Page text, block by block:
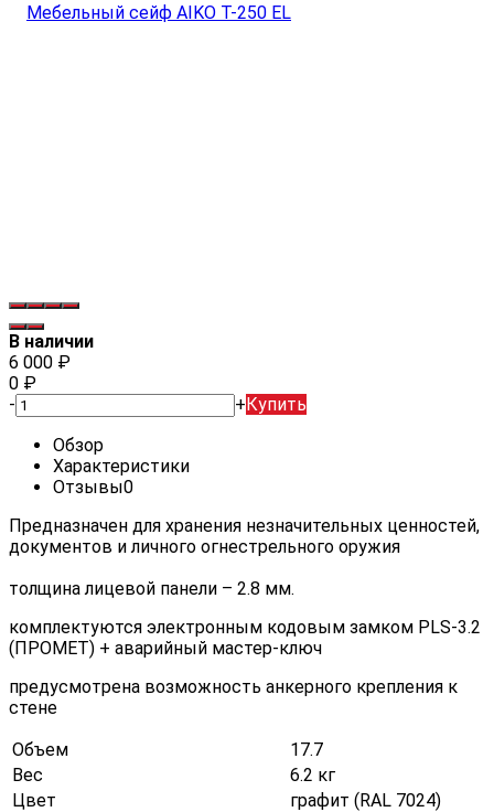
В наличии
6 000 ₽
0 ₽
-
+Купить
Обзор
Характеристики
Отзывы0
Предназначен для хранения незначительных ценностей,
документов и личного огнестрельного оружия
толщина лицевой панели – 2.8 мм.
комплектуются электронным кодовым замком PLS-3.2
(ПРОМЕТ) + аварийный мастер-ключ
предусмотрена возможность анкерного крепления к
стене
Объем
17.7
Вес
6.2 кг
Цвет
графит (RAL 7024)